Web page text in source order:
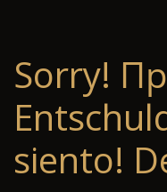
Sorry!
siento!